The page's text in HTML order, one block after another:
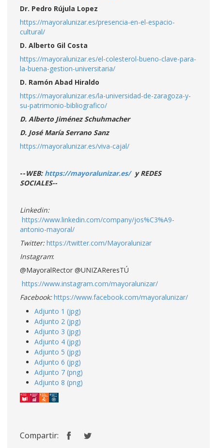
Dr. Pedro Rújula Lopez
https://mayoralunizar.es/presencia-en-el-espacio-
cultural/
D. Alberto Gil Costa
https://mayoralunizar.es/el-colesterol-bueno-clave-para-
la-buena-gestion-universitaria/
D. Ramón Abad Hiraldo
https://mayoralunizar.es/la-universidad-de-zaragoza-y-
su-patrimonio-bibliografico/
D. Alberto Jiménez Schuhmacher
D. José María Serrano Sanz
https://mayoralunizar.es/viva-cajal/
--WEB: https://mayoralunizar.es/y REDES
SOCIALES--
Linkedin:
https://www.linkedin.com/company/jos%C3%A9-
antonio-mayoral/
Twitter: https://twitter.com/Mayoralunizar
Instagram:
@MayoralRector @UNIZAReresTÚ
https://www.instagram.com/mayoralunizar/
Facebook: https://www.facebook.com/mayoralunizar/
Adjunto 1 (jpg)
Adjunto 2 (jpg)
Adjunto 3 (jpg)
Adjunto 4 (jpg)
Adjunto 5 (jpg)
Adjunto 6 (jpg)
Adjunto 7 (png)
Adjunto 8 (png)
Compartir: